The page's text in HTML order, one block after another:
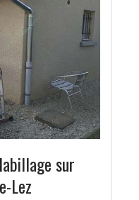
sur
Lez